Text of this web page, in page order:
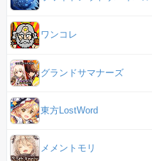
ワンコレ
グランドサマナーズ
東方LostWord
メメントモリ